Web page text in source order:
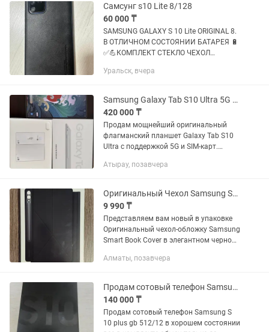
20 июня на гарантия год Чехол...
Самсунг s10 Lite 8/128
60 000 ₸
SAMSUNG GALAXY S 10 Lite ORIGINAL 8.
В ОТЛИЧНОМ СОСТОЯНИИ БАТАРЕЯ 🔋
✅💪КОМПЛЕКТ СТЕКЛО ЧЕХОЛ
ДОСТАВКА ГАРАНТИЯ
Уральск, вчера
Samsung Galaxy Tab S10 Ultra 5G 12/256GB (Оригинал)
420 000 ₸
Продам мощнейший оригинальный
флагманский планшет Galaxy Tab S10
Ultra с поддержкой 5G и SIM-карт.
нет ни одного скола. На экране
Атырау, позавчера
Оригинальный Чехол Samsung Smart Book Cover для Galaxy Tab S9/S9 FE/S10
9 990 ₸
Представляем вам новый в упаковке
Оригинальный чехол-обложку Samsung
Smart Book Cover в элегантном черном
аксессуар разработан специально для
Алматы, позавчера
Продам сотовый телефон Samsung S10 plus в хорошем состоянии все в комплекте
140 000 ₸
Продам сотовый телефон Samsung S
10 plus gb 512/12 в хорошем состоянии